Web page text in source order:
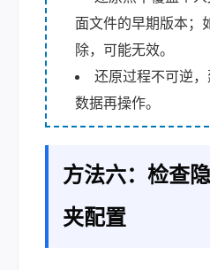
面文件的早期版本；
除，可能无效。
还原过程不可逆
数据再操作。
方法六：检查
夹配置